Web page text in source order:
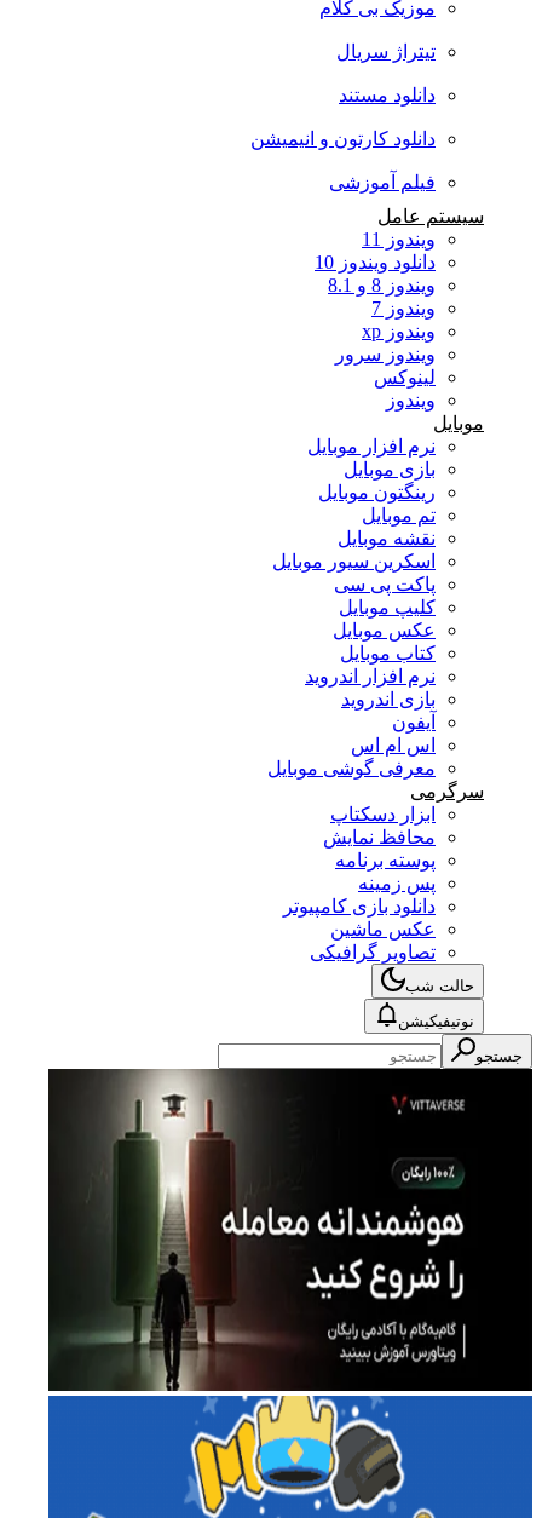
موزیک بی کلام
تیتراژ سریال
دانلود مستند
دانلود کارتون و انیمیشن
فیلم آموزشی
سیستم عامل
ویندوز 11
دانلود ویندوز 10
ویندوز 8 و 8.1
ویندوز 7
ویندوز xp
ویندوز سرور
لینوکس
ویندوز
موبایل
نرم افزار موبایل
بازی موبایل
رینگتون موبایل
تم موبایل
نقشه موبایل
اسکرین سیور موبایل
پاکت پی سی
کلیپ موبایل
عکس موبایل
کتاب موبایل
نرم افزار اندروید
بازی اندروید
آیفون
اس ام اس
معرفی گوشی موبایل
سرگرمی
ابزار دسکتاپ
محافظ نمایش
پوسته برنامه
پس زمینه
دانلود بازی کامپیوتر
عکس ماشین
تصاویر گرافیکی
حالت شب
نوتیفیکیشن
جستجو